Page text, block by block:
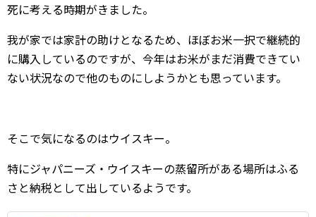
死に考える時期がきました。
我が家では家計の助けとなるため、ほぼお米一択で継続的
に購入しているのですが、今年はお米がまだ消費できてい
ない状況なので他のものにしようかとも思っています。
そこで気になるのはウイスキー。
特にジャパニーズ・ウイスキーの蒸留所がある場所はふる
さと納税として出しているようです。